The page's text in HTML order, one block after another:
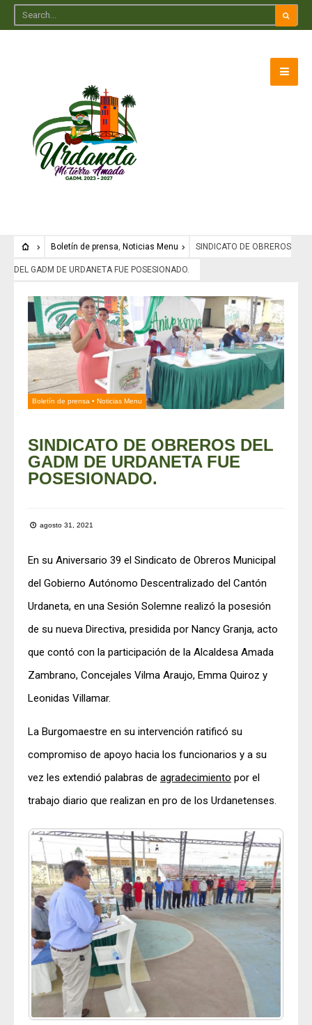
Boletín de prensa, Noticias Menu SINDICATO DE OBREROS
DEL GADM DE URDANETA FUE POSESIONADO.
Boletín de prensa • Noticias Menu
SINDICATO DE OBREROS DEL
GADM DE URDANETA FUE
POSESIONADO.
agosto 31, 2021
En su Aniversario 39 el Sindicato de Obreros Municipal
del Gobierno Autónomo Descentralizado del Cantón
Urdaneta, en una Sesión Solemne realizó la posesión
de su nueva Directiva, presidida por Nancy Granja, acto
que contó con la participación de la Alcaldesa Amada
Zambrano, Concejales Vilma Araujo, Emma Quiroz y
Leonidas Villamar.
La Burgomaestre en su intervención ratificó su
compromiso de apoyo hacia los funcionarios y a su
vez les extendió palabras de agradecimiento por el
trabajo diario que realizan en pro de los Urdanetenses.